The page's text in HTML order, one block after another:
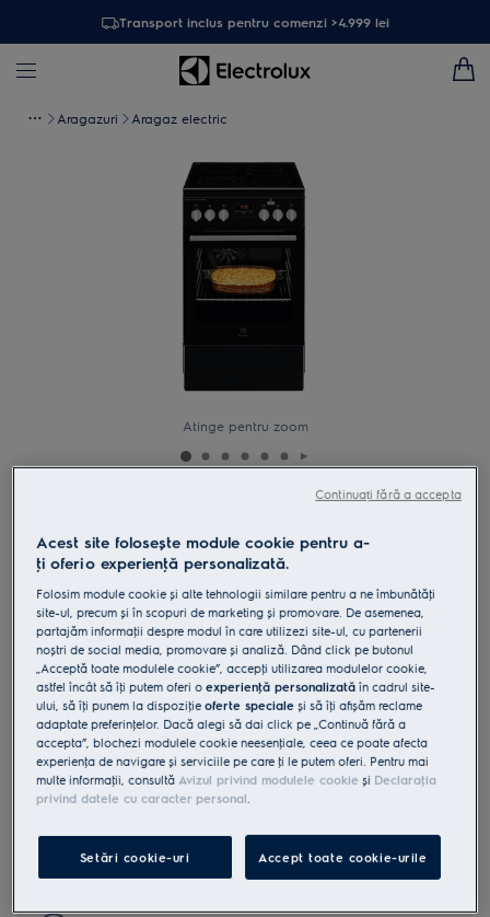
Transport inclus pentru comenzi >4.999 lei
Aragazuri Aragaz electric
Atinge pentru zoom
Aragaz electric SteamBake cataliza
50 cm Negru
4.7 (81)
Fișa cu informaţii despre produs
Beneficii
SteamBake adaugă abur pentru preparate coapte excepțional.
SteamBake adaugă abur pentru preparate coapte excepțional.
Tava AirFry permite obţinerea unor preparate crocante cu mai puţin
ulei.
Instrucţiunile de siguranţă și avertismentele de siguranţă
conform regulamentului UE 2023/988 sunt enumerate în
capitolele 1 și 2 din manualul de utilizare. Pentru utilizarea în
siguranţă a produsului, citește manualul de utilizare complet.
Acest site folosește module cookie pentru a-
ţi oferi o experienţă personalizată.
Folosim module cookie și alte tehnologii similare pentru a ne îmbunătăţi
site-ul, precum și în scopuri de marketing și promovare. De asemenea,
partajăm informaţii despre modul în care utilizezi site-ul, cu partenerii
noștri de social media, promovare și analiză. Dând click pe butonul
„Acceptă toate modulele cookie”, accepţi utilizarea modulelor cookie,
astfel încât să îţi putem oferi oexperienţă personalizată în cadrul site-
ului, să îţi punem la dispoziţieoferte speciale și să îţi afișăm reclame
adaptate preferinţelor. Dacă alegi să dai click pe „Continuă fără a
accepta”, blochezi modulele cookie neesenţiale, ceea ce poate afecta
experienţa de navigare și serviciile pe care ţi le putem oferi. Pentru mai
multe informaţii, consultă Avizul privind modulele cookie și Declaraţia
privind datele cu caracter personal.
Setări cookie-uri Accept toate cookie-urile
Continuați fără a accepta